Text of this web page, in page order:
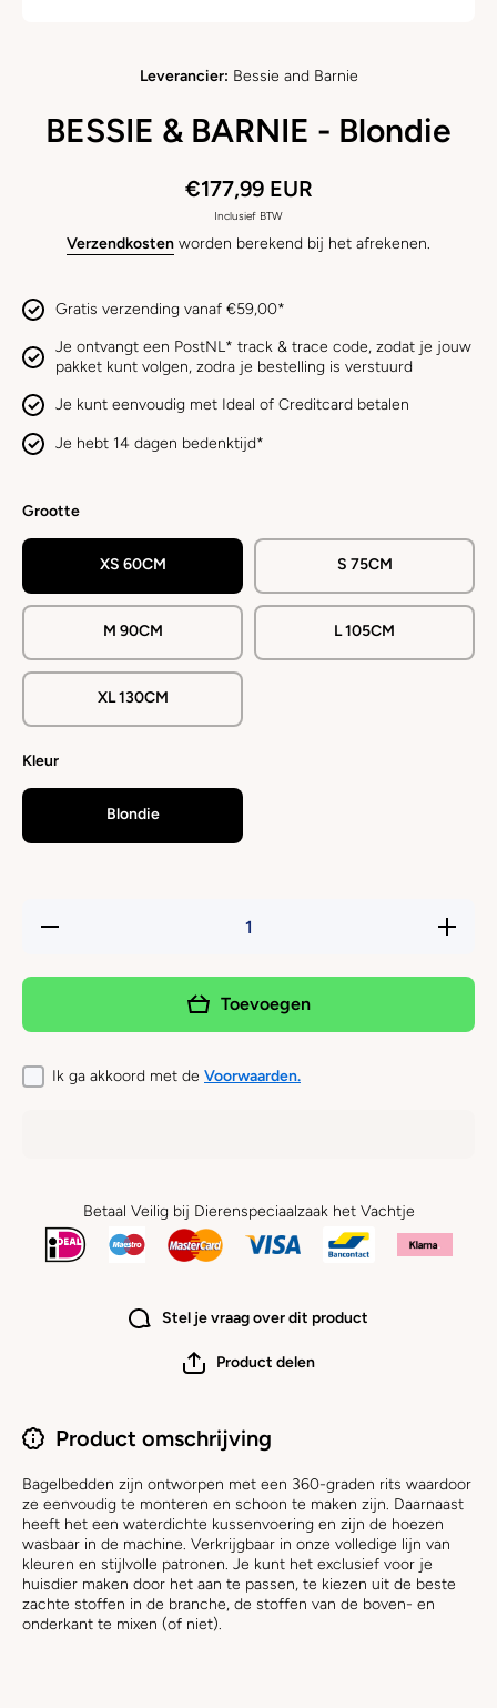
Leverancier: Bessie and Barnie
BESSIE & BARNIE - Blondie
€177,99 EUR
Inclusief BTW
Verzendkosten worden berekend bij het afrekenen.
Gratis verzending vanaf €59,00*
Je ontvangt een PostNL* track & trace code, zodat je jouw
pakket kunt volgen, zodra je bestelling is verstuurd
Je kunt eenvoudig met Ideal of Creditcard betalen
Je hebt 14 dagen bedenktijd*
Grootte
XS 60CM S 75CM
M 90CM L 105CM
XL 130CM
Kleur
Blondie
Hoeveelheid
Verhoog
&amp;
Blondie
Toevoegen
Ik ga akkoord met de Voorwaarden.
Betaal Veilig bij Dierenspeciaalzaak het Vachtje
Stel je vraag over dit product
Product delen
Product omschrijving
Bagelbedden zijn ontworpen met een 360-graden rits waardoor
ze eenvoudig te monteren en schoon te maken zijn. Daarnaast
heeft het een waterdichte kussenvoering en zijn de hoezen
wasbaar in de machine. Verkrijgbaar in onze volledige lijn van
kleuren en stijlvolle patronen. Je kunt het exclusief voor je
huisdier maken door het aan te passen, te kiezen uit de beste
zachte stoffen in de branche, de stoffen van de boven- en
onderkant te mixen (of niet).